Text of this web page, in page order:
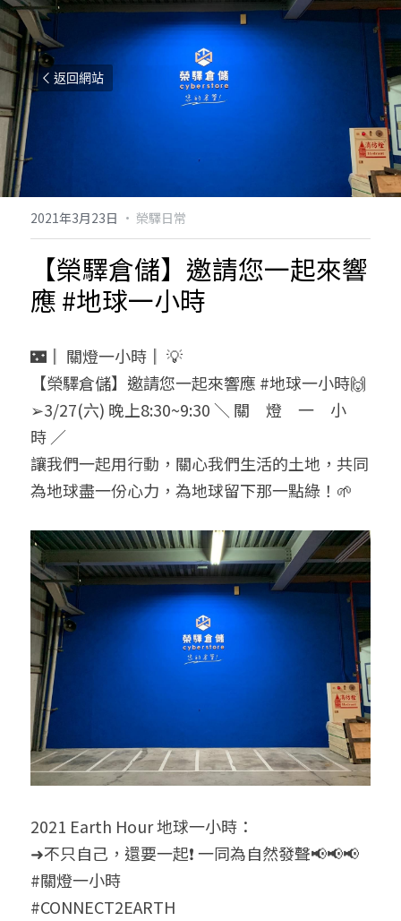
返回網站
2021年3月23日 · 榮驛日常
【榮驛倉儲】邀請您一起來響
應 #地球一小時
🌃║ 關燈一小時║ 💡
【榮驛倉儲】邀請您一起來響應 #地球一小時🙌
➢3/27(六) 晚上8:30~9:30 ＼ 關　燈　一　小
時 ／
讓我們一起用行動，關心我們生活的土地，共同
為地球盡一份心力，為地球留下那一點綠！🌱
2021 Earth Hour 地球一小時：
➜不只自己，還要一起❗ 一同為自然發聲📢📢📢
#關燈一小時
#CONNECT2EARTH